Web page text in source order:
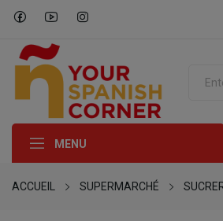
MENU
ACCUEIL SUPERMARCHÉ